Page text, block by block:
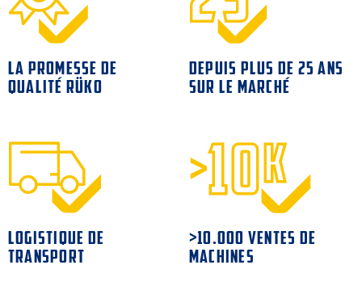
LA PROMESSE DE
QUALITÉ RÜKO
DEPUIS PLUS DE 25 ANS
SUR LE MARCHÉ
LOGISTIQUE DE
TRANSPORT
>10.000 VENTES DE
MACHINES